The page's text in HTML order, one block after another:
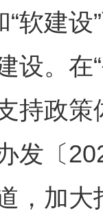
“软建
设。在
持政
发〔
，加